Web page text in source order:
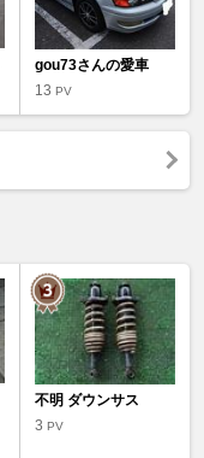
gou73さんの愛車
13 PV
不明 ダウンサス
3 PV